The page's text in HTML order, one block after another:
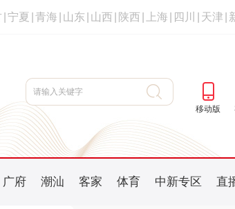
宁夏 青海 山东 山西 陕西 上海 四川 天津
移动版
广府 潮汕 客家 体育 中新专区 直